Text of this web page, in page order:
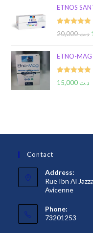
ETNOS
Rated 5.00د.ت20,000
ETNO-
Rated 5.00د.ت
Contact
Address:
Rue Ibn Al
Avicenne
Phone:
73201253